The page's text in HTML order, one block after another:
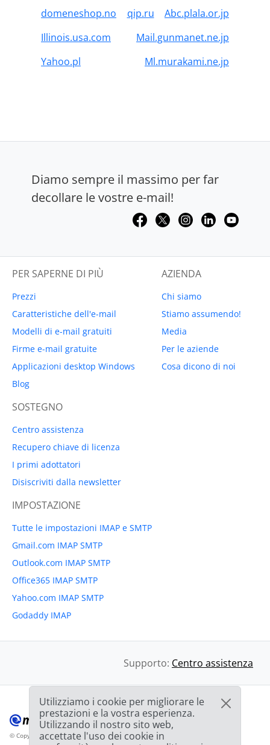
domeneshop.no qip.ru
Abc.plala.or.jp
Illinois.usa.com
Mail.gunmanet.ne.jp
Yahoo.pl
Ml.murakami.ne.jp
Diamo sempre il massimo per far
decollare le vostre e-mail!
PER SAPERNE DI PIÙ
Prezzi
Caratteristiche dell'e-mail
Modelli di e-mail gratuiti
Firme e-mail gratuite
Applicazioni desktop Windows
Blog
AZIENDA
Chi siamo
Stiamo assumendo!
Media
Per le aziende
Cosa dicono di noi
SOSTEGNO
Centro assistenza
Recupero chiave di licenza
I primi adottatori
Disiscriviti dalla newsletter
IMPOSTAZIONE
Tutte le impostazioni IMAP e SMTP
Gmail.com IMAP SMTP
Outlook.com IMAP SMTP
Office365 IMAP SMTP
Yahoo.com IMAP SMTP
Godaddy IMAP
Supporto: Centro assistenza
© Copyright 2012-2026 Mailbird™Tutti i diritti riservati.
Utilizziamo i cookie per migliorare le
prestazioni e la vostra esperienza.
Utilizzando il nostro sito web,
accettate l'uso dei cookie in